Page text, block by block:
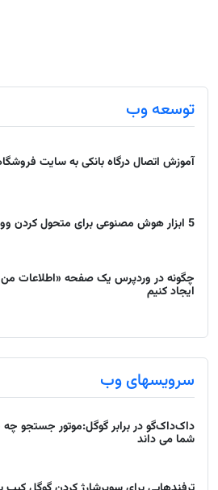
توسعه وب
آموزش اتصال درگاه بانکی به سایت
5 ابزار هوش مصنوعی برای متحول کردن ووکامرس
چگونه در وردپرس یک صفحه «اطلاعات من
ایجاد کنیم
سرویسهای وب
داک‌داک‌گو در برابر گوگل:موتور جستجو چه
شما می داند